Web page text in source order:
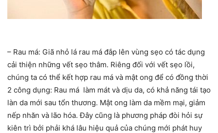
– Rau má: Giã nhỏ lá rau má đắp lên vùng sẹo có tác dụng
cải thiện những vết sẹo thâm. Riêng đối với vết sẹo lồi,
chúng ta có thể kết hợp rau má và mật ong để có đồng thời
2 công dụng: Rau má làm mát và dịu da, có khả năng tái tạo
làn da mới sau tổn thương. Mật ong làm da mềm mại, giảm
nếp nhăn và lão hóa. Đây cũng là phương pháp đòi hỏi sự
kiên trì bởi phải khá lâu hiệu quả của chúng mới phát huy